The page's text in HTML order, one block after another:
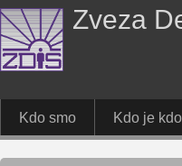
Zveza
Kdo smo Kdo je kdo